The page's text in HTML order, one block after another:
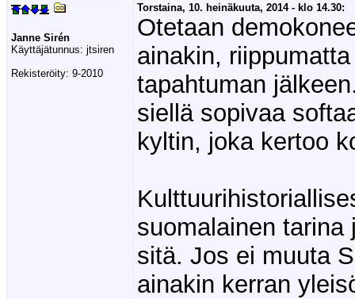
Janne Sirén
Käyttäjätunnus: jtsiren
Rekisteröity: 9-2010
Torstaina, 10. heinäkuuta, 2014 - klo 14.30:
Otetaan
ainakin,
tapahtuman
siellä sopivaa
kyltin, joka kertoo
suomalainen
sitä. Jos ei muuta
ainakin kerran